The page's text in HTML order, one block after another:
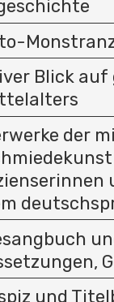
Blick auf
der
und